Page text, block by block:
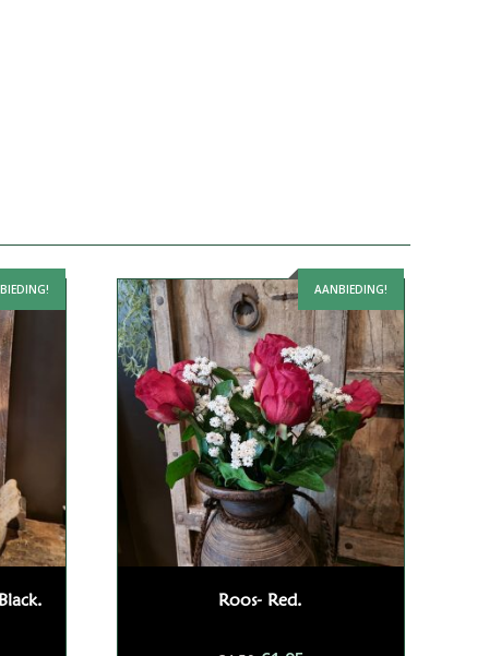
AANBIEDING!
Roos- Red.